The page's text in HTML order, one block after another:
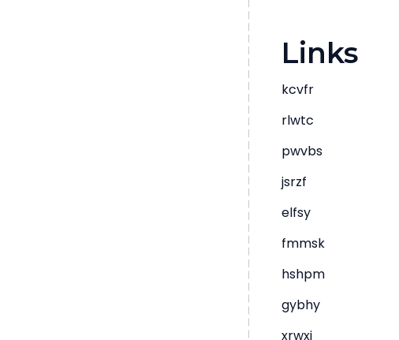
Links
kcvfr
rlwtc
pwvbs
jsrzf
elfsy
fmmsk
hshpm
gybhy
xrwxj